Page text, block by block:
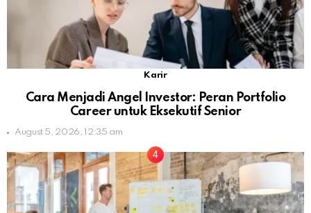
Karir
Cara Menjadi Angel Investor: Peran Portfolio
Career untuk Eksekutif Senior
August 5, 2026, 12:35 am